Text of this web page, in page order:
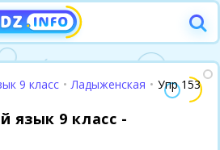
9 класс • Ладыженская • Упр 153
язык 9 класс -